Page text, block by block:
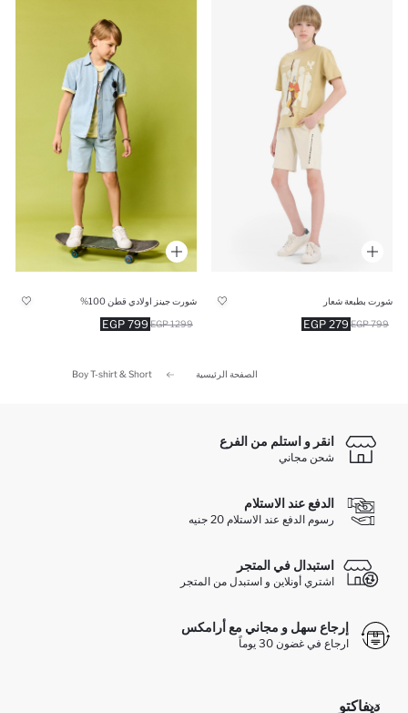
شورت بطبعة شعار
279 EGP 799 EGP
شورت جينز اولادي قطن 100%
799 EGP 1299 EGP
الصفحة الرئيسية Boy T-shirt & Short
انقر و استلم من الفرع
شحن مجاني
الدفع عند الاستلام
رسوم الدفع عند الاستلام 20 جنيه
استبدال في المتجر
اشتري أونلاين و استبدل من المتجر
إرجاع سهل و مجاني مع أرامكس
ارجاع في غضون 30 يوماً
ديفاكتو